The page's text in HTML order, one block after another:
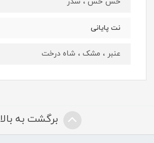
نت پایانی
عنبر ، مشک ، شاه درخت
برگشت به بالا